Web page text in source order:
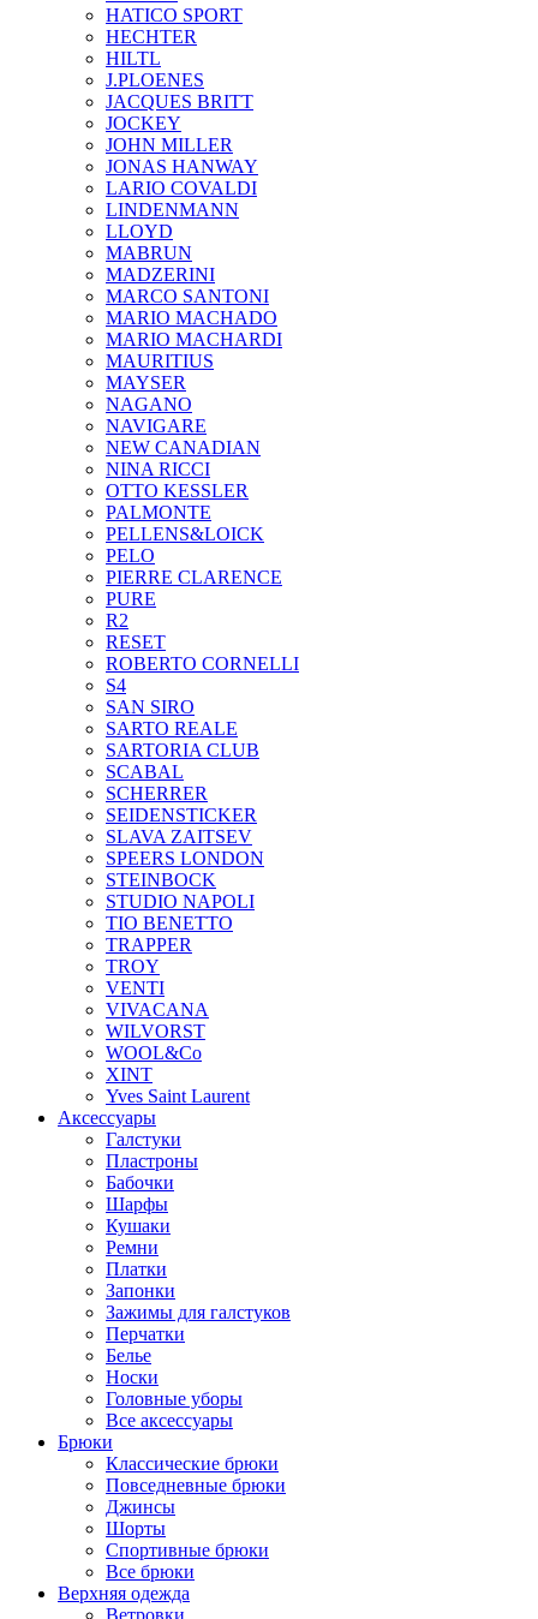
HATICO SPORT
HECHTER
HILTL
J.PLOENES
JAСQUES BRITT
JOCKEY
JOHN MILLER
JONAS HANWAY
LARIO COVALDI
LINDENMANN
LLOYD
MABRUN
MADZERINI
MARCO SANTONI
MARIO MACHADO
MARIO MACHARDI
MAURITIUS
MAYSER
NAGANO
NAVIGARE
NEW CANADIAN
NINA RICCI
OTTO KESSLER
PALMONTE
PELLENS&LOICK
PELO
PIERRE CLARENCE
PURE
R2
RESET
ROBERTO CORNELLI
S4
SAN SIRO
SARTO REALE
SARTORIA CLUB
SCABAL
SCHERRER
SEIDENSTICKER
SLAVA ZAITSEV
SPEERS LONDON
STEINBOCK
STUDIO NAPOLI
TIO BENETTO
TRAPPER
TROY
VENTI
VIVACANA
WILVORST
WOOL&Co
XINT
Yves Saint Laurent
Аксессуары
Галстуки
Пластроны
Бабочки
Шарфы
Кушаки
Ремни
Платки
Запонки
Зажимы для галстуков
Перчатки
Белье
Носки
Головные уборы
Все аксессуары
Брюки
Классические брюки
Повседневные брюки
Джинсы
Шорты
Спортивные брюки
Все брюки
Верхняя одежда
Ветровки